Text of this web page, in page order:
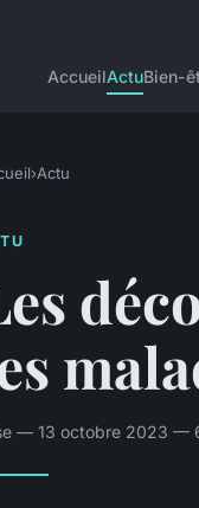
AccueilActuBien-
›Actu
— 13 octobre 2023 —